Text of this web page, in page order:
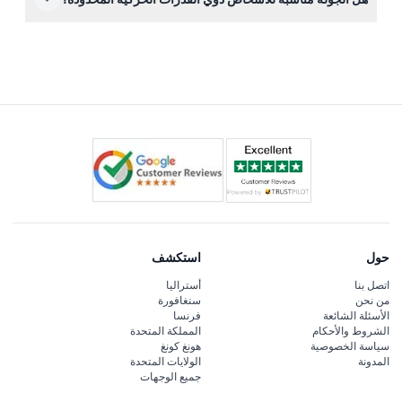
حول
اتصل بنا
من نحن
الأسئلة الشائعة
الشروط والأحكام
سياسة الخصوصية
المدونة
استكشف
أستراليا
سنغافورة
فرنسا
المملكة المتحدة
هونغ كونغ
الولايات المتحدة
جميع الوجهات